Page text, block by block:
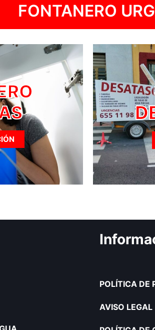
FONTANERO
POLÍTICA DE
AVISO LEGAL